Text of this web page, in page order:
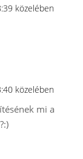
közelében
közelében
mi a